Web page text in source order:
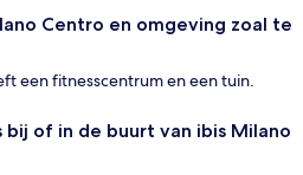
Centro en omgeving zoal te
een fitnesscentrum en een tuin.
bij of in de buurt van ibis Milano